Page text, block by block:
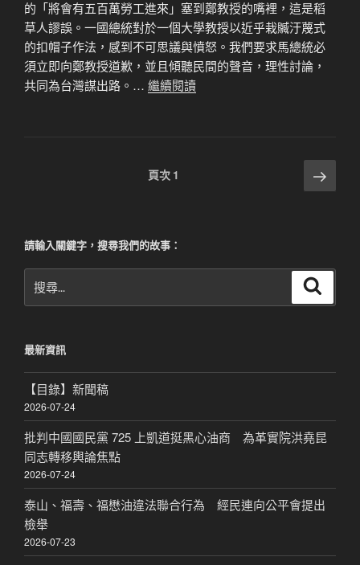
的「將會有五百萬勞工進來」塞到鄭教授的嘴裡，這是稻
草人謬誤。一國總統對於一個大學教授以近乎栽贓汙蔑式
的扣帽子作法，感到不可思議與憤怒。我們要求馬總統必
須立即向鄭教授道歉，並且傾聽民間的聲音，理性討論，
共同為台灣謀出路。… 繼續閱讀
頁
頁次 1 下
一
請輸入關鍵字，搜尋我們的故事：
尋
字:
最新資訊
【目錄】新聞稿
2026-07-24
批判中國國民黨 725 上凱道挺黑心油商 為革實院洪堯昆
同志轉移輿論焦點
2026-07-24
泰山、福壽、福懋油違法聯合行為 經民連向公平會提出
檢舉
2026-07-23